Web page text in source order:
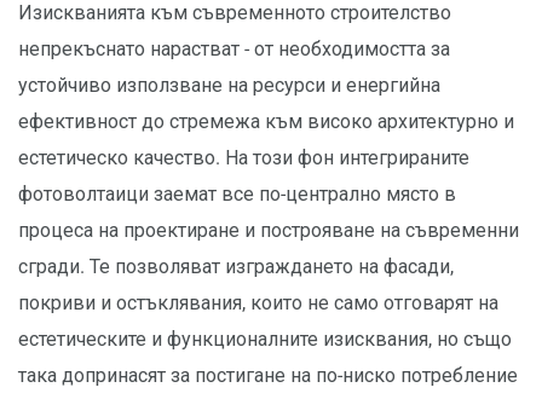
Изискванията към съвременното строителство
непрекъснато нарастват - от необходимостта за
устойчиво използване на ресурси и енергийна
ефективност до стремежа към високо архитектурно и
естетическо качество. На този фон интегрираните
фотоволтаици заемат все по-централно място в
процеса на проектиране и построяване на съвременни
сгради. Те позволяват изграждането на фасади,
покриви и остъклявания, които не само отговарят на
естетическите и функционалните изисквания, но също
така допринасят за постигане на по-ниско потребление